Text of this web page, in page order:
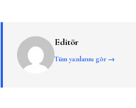
Editör
Tüm yazılarını gör →